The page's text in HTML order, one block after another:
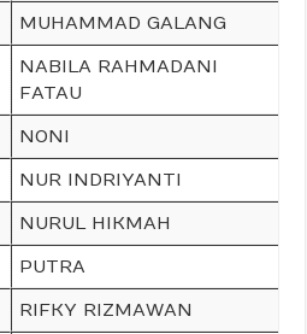
MUHAMMAD GALANG
NABILA RAHMADANI
FATAU
NONI
NUR INDRIYANTI
NURUL HIKMAH
PUTRA
RIFKY RIZMAWAN